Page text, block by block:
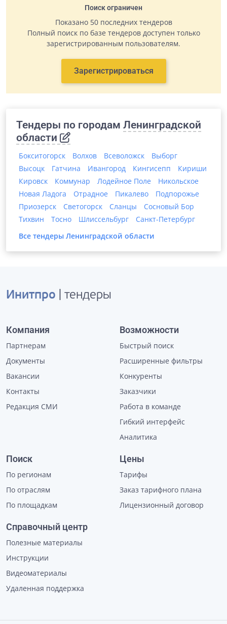
Поиск ограничен
Показано 50 последних тендеров
Полный поиск по базе тендеров доступен только
зарегистрированным пользователям.
Зарегистрироваться
Тендеры по городам Ленинградской
области
Бокситогорск Волхов Всеволожск
Выборг
Высоцк
Гатчина Ивангород Кингисепп
Кириши
Кировск
Коммунар Лодейное Поле
Никольское
Новая Ладога
Отрадное Пикалево
Подпорожье
Приозерск
Светогорск Сланцы
Сосновый Бор
Тихвин
Тосно Шлиссельбург
Санкт-Петербург
Все тендеры Ленинградской области
Инитпро | тендеры
Компания
Партнерам
Документы
Вакансии
Контакты
Редакция СМИ
Возможности
Быстрый поиск
Расширенные фильтры
Конкуренты
Заказчики
Работа в команде
Гибкий интерфейс
Аналитика
Поиск
По регионам
По отраслям
По площадкам
Цены
Тарифы
Заказ тарифного плана
Лицензионный договор
Справочный центр
Полезные материалы
Инструкции
Видеоматериалы
Удаленная поддержка